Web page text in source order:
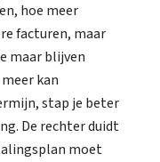
hoe meer
facturen, maar
maar blijven
kan
stap je beter
De rechter duidt
moet